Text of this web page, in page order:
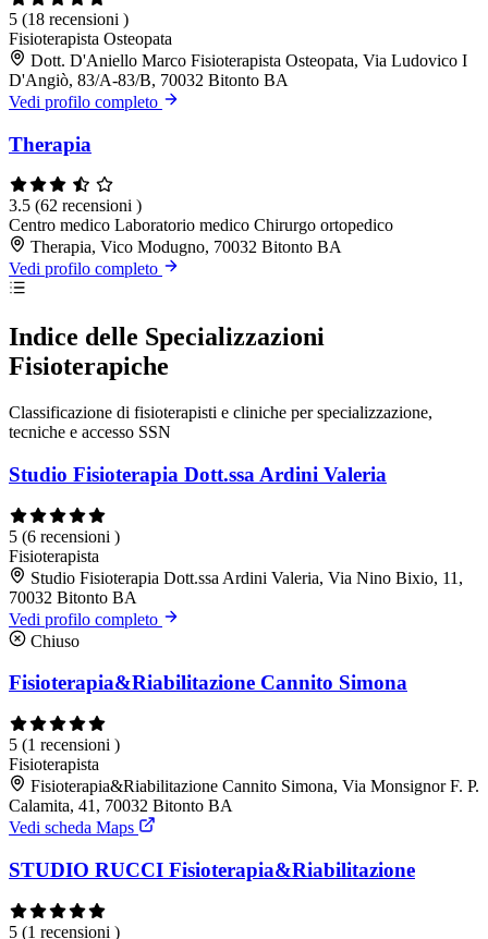
5 (18 recensioni )
Fisioterapista Osteopata
Dott. D'Aniello Marco Fisioterapista Osteopata, Via Ludovico I
D'Angiò, 83/A-83/B, 70032 Bitonto BA
Vedi profilo completo
Therapia
3.5 (62 recensioni )
Centro medico Laboratorio medico Chirurgo ortopedico
Therapia, Vico Modugno, 70032 Bitonto BA
Vedi profilo completo
Indice delle Specializzazioni
Fisioterapiche
Classificazione di fisioterapisti e cliniche per specializzazione,
tecniche e accesso SSN
Studio Fisioterapia Dott.ssa Ardini Valeria
5 (6 recensioni )
Fisioterapista
Studio Fisioterapia Dott.ssa Ardini Valeria, Via Nino Bixio, 11,
70032 Bitonto BA
Vedi profilo completo
Chiuso
Fisioterapia&Riabilitazione Cannito Simona
5 (1 recensioni )
Fisioterapista
Fisioterapia&Riabilitazione Cannito Simona, Via Monsignor F. P.
Calamita, 41, 70032 Bitonto BA
Vedi scheda Maps
STUDIO RUCCI Fisioterapia&Riabilitazione
5 (1 recensioni )